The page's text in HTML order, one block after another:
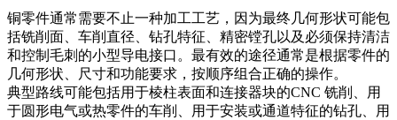
铜零件通常需要不止一种加工工艺，因为最终几何形状可能包
括铣削面、车削直径、钻孔特征、精密镗孔以及必须保持清洁
和控制毛刺的小型导电接口。最有效的途径通常是根据零件的
几何形状、尺寸和功能要求，按顺序组合正确的操作。
典型路线可能包括用于棱柱表面和连接器块的CNC 铣削
、用
于圆形电气或热零件的车削、用于安装或通道特征的钻孔、用